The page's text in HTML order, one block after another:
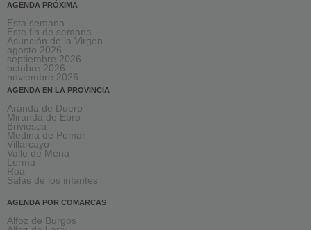
AGENDA PRÓXIMA
Esta semana
Este fin de semana
Asunción de la Virgen
agosto 2026
septiembre 2026
octubre 2026
noviembre 2026
AGENDA EN LA PROVINCIA
Aranda de Duero
Miranda de Ebro
Briviesca
Medina de Pomar
Villarcayo
Valle de Mena
Lerma
Roa
Salas de los infantes
AGENDA POR COMARCAS
Alfoz de Burgos